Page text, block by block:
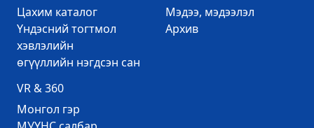
Цахим каталог
Үндэсний тогтмол
хэвлэлийн
өгүүллийн нэгдсэн сан
Mэдээ, мэдээлэл
Архив
VR & 360
Mонгол гэр